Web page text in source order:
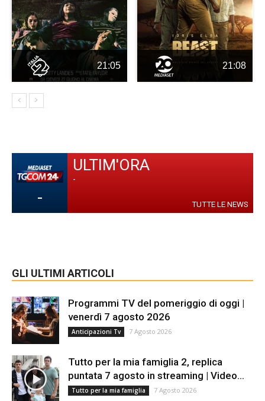
21:05 21:08
-
ULTIM'ORA
-
TUTTE LE NEWS
GLI ULTIMI ARTICOLI
Programmi TV del pomeriggio di oggi |
venerdì 7 agosto 2026
Anticipazioni Tv 7 Agosto 2026
Tutto per la mia famiglia 2, replica
puntata 7 agosto in streaming | Video...
Tutto per la mia famiglia 7 Agosto 2026